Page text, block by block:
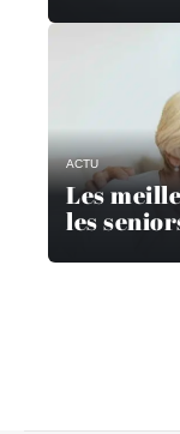
ACTU
Les
les